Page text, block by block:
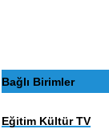
Bağlı Birimler
Eğitim Kültür TV